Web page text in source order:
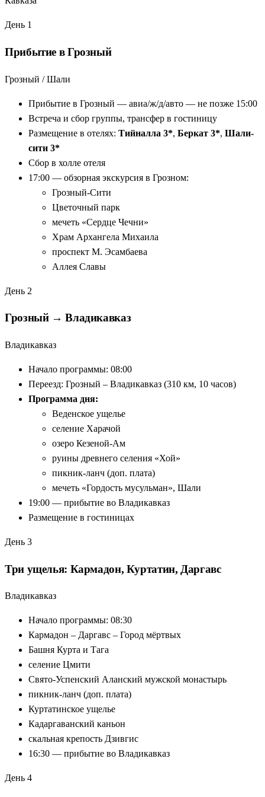
Еженедельные выезды:
культуру и историю
День 1
Прибытие в Грозный
Грозный / Шали
Прибытие в Грозный — авиа/ж/д/авто — не позже 15:00
Встреча и сбор группы, трансфер в гостиницу
Размещение в отелях: Тийналла 3*, Беркат 3*, Шали-
сити 3*
Сбор в холле отеля
17:00 — обзорная экскурсия в Грозном:
Грозный-Сити
Цветочный парк
мечеть «Сердце Чечни»
Храм Архангела Михаила
проспект М. Эсамбаева
Аллея Славы
День 2
Грозный → Владикавказ
Владикавказ
Начало программы: 08:00
Переезд: Грозный – Владикавказ (310 км, 10 часов)
Программа дня:
Веденское ущелье
селение Харачой
озеро Кезеной-Ам
руины древнего селения «Хой»
пикник-ланч (доп. плата)
мечеть «Гордость мусульман», Шали
19:00 — прибытие во Владикавказ
Размещение в гостиницах
День 3
Три ущелья: Кармадон, Куртатин, Даргавс
Владикавказ
Начало программы: 08:30
Кармадон – Даргавс – Город мёртвых
Башня Курта и Тага
селение Цмити
Свято-Успенский Аланский мужской монастырь
пикник-ланч (доп. плата)
Куртатинское ущелье
Кадаргаванский каньон
скальная крепость Дзивгис
16:30 — прибытие во Владикавказ
День 4